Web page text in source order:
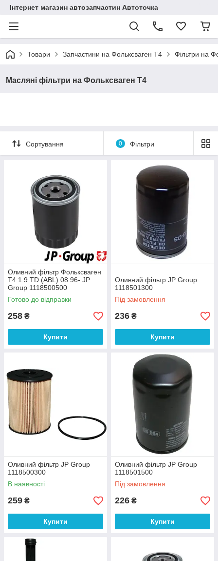
Інтернет магазин автозапчастин Автоточка
Товари Запчастини на Фольксваген Т4 Фільтри на
Масляні фільтри на Фольксваген Т4
Сортування 0 Фільтри
Оливний фільтр Фольксваген
Т4 1.9 TD (ABL) 08.96- JP
Group 1118500500
Готово до відправки
258 ₴
Купити
Оливний фільтр JP Group
1118501300
Під замовлення
236 ₴
Купити
Оливний фільтр JP Group
1118500300
В наявності
259 ₴
Купити
Оливний фільтр JP Group
1118501500
Під замовлення
226 ₴
Купити